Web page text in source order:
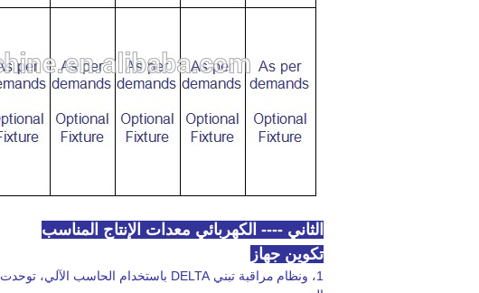
الثاني ---- الكهربائي معدات الإنتاج المناسب
تكوين جهاز
1، ونظام